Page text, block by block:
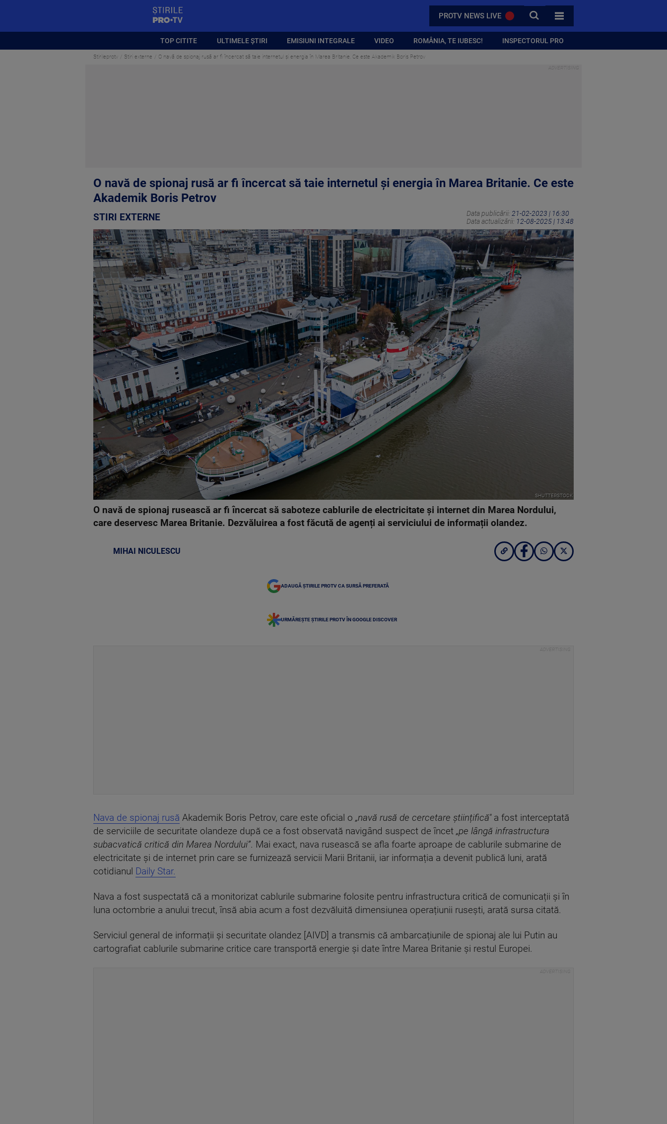
PROTV NEWS LIVE CAUTA
TOATE CATEGORIILE
TOP CITITE ULTIMELE ȘTIRI EMISIUNI INTEGRALE VIDEO ROMÂNIA, TE IUBESC! INSPECTORUL PRO
Stirileprotv Stiri externe O navă de spionaj rusă ar fi încercat să taie internetul și energia în Marea Britanie. Ce este Akademik Boris Petrov
O navă de spionaj rusă ar fi încercat să taie internetul și energia în Marea Britanie. Ce este
Akademik Boris Petrov
STIRI EXTERNE Data publicării: 21-02-2023 | 16:30
Data actualizării: 12-08-2025 | 13:48
SHUTTERSTOCK
O navă de spionaj rusească ar fi încercat să saboteze cablurile de electricitate și internet din Marea Nordului,
care deservesc Marea Britanie. Dezvăluirea a fost făcută de agenți ai serviciului de informații olandez.
MIHAI NICULESCU
ADAUGĂ ȘTIRILE PROTV CA SURSĂ PREFERATĂ
URMĂREȘTE ȘTIRILE PROTV ÎN GOOGLE DISCOVER
Nava de spionaj rusă Akademik Boris Petrov, care este oficial o „navă rusă de cercetare științifică"a fost interceptată
de serviciile de securitate olandeze după ce a fost observată navigând suspect de încet „pe lângă infrastructura
subacvatică critică din Marea Nordului”. Mai exact, nava rusească se afla foarte aproape de cablurile submarine de
electricitate și de internet prin care se furnizează servicii Marii Britanii, iar informația a devenit publică luni, arată
cotidianul Daily Star.
Nava a fost suspectată că a monitorizat cablurile submarine folosite pentru infrastructura critică de comunicații și în
luna octombrie a anului trecut, însă abia acum a fost dezvăluită dimensiunea operațiunii rusești, arată sursa citată.
Serviciul general de informații și securitate olandez [AIVD] a transmis că ambarcațiunile de spionaj ale lui Putin au
cartografiat cablurile submarine critice care transportă energie și date între Marea Britanie și restul Europei.